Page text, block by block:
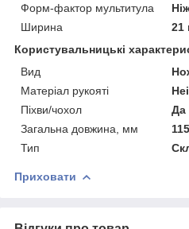
Форм-фактор мультитула
Ширина
21
Користувальницькі
Вид
Матеріал рукояті
Піхви/чохол
Да
Загальна довжина, мм
115
Тип
Приховати